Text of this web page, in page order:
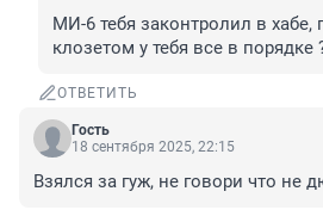
МИ-6 тебя законтролил в хабе,
клозетом у тебя все в порядке
ОТВЕТИТЬ
Гость
18 сентября 2025, 22:15
Взялся за гуж, не говори что не